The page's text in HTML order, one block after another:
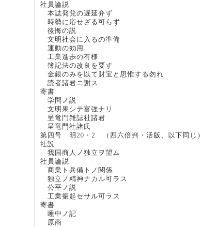
社員論説
本誌発兌の遅
時勢に応せざる可
後悔の説
文明社会に入る
運動の効用
工業進歩の有
簿記法の改良を
金銀のみを以て財宝と思
読者諸君ニ謝
寄書
学問ノ説
文明果シテ富強
呈竜門雑誌社諸
呈竜門社諸
第四号 明20・2 （四六倍判・活版、以下同じ）
社説
我国商人ノ独立
社員論説
商業ト兵備トノ
独立ノ精神ナカル
公平ノ説
工業振起セサル可
寄書
睡中ノ
原商 尾